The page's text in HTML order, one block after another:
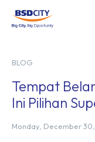
BLOG
Tempat
Ini Pilihan
Monday, December